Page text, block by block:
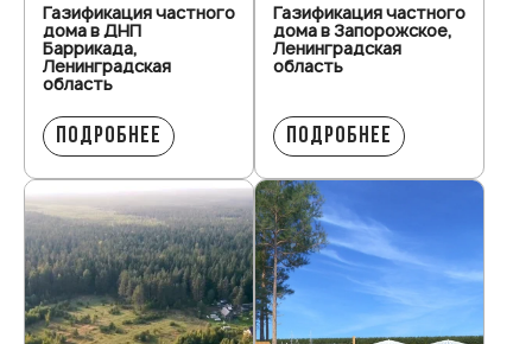
Газификация частного
дома в ДНП
Баррикада,
Ленинградская
область
ПОДРОБНЕЕ
Газификация частного
дома в Запорожское,
Ленинградская
область
ПОДРОБНЕЕ